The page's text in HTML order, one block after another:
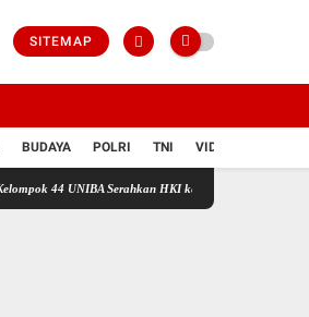
SITEMAP
BUDAYA POLRI TNI VIDIO
UNIBA Serahkan HKI kepada UMKM Kreatif TAPAI di